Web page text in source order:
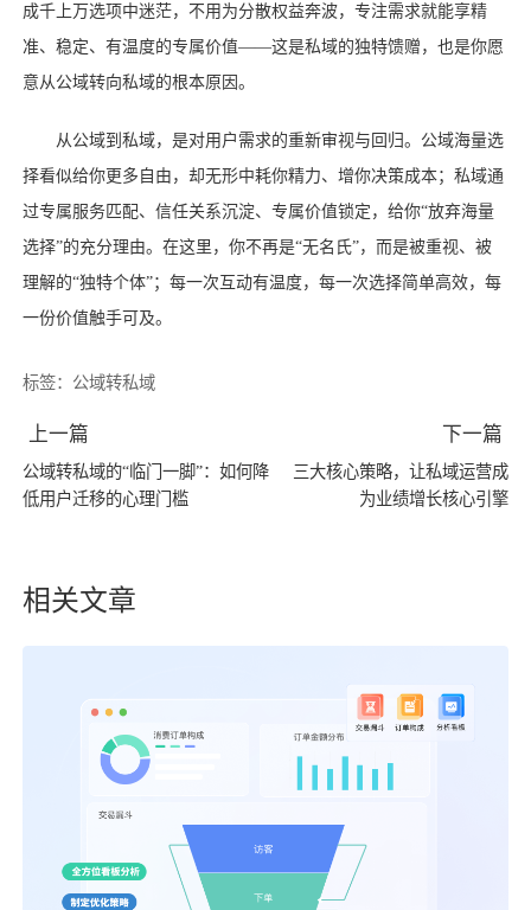
成千上万选项中迷茫，不用为分散权益奔波，专注需求就能享精
准、稳定、有温度的专属价值——这是私域的独特馈赠，也是你愿
意从公域转向私域的根本原因。
从公域到私域，是对用户需求的重新审视与回归。公域海量选
择看似给你更多自由，却无形中耗你精力、增你决策成本；私域通
过专属服务匹配、信任关系沉淀、专属价值锁定，给你“放弃海量
选择”的充分理由。在这里，你不再是“无名氏”，而是被重视、被
理解的“独特个体”；每一次互动有温度，每一次选择简单高效，每
一份价值触手可及。
标签： 公域转私域
上一篇
公域转私域的“临门一脚”：如何降
低用户迁移的心理门槛
下一篇
三大核心策略，让私域运营成
为业绩增长核心引擎
相关文章